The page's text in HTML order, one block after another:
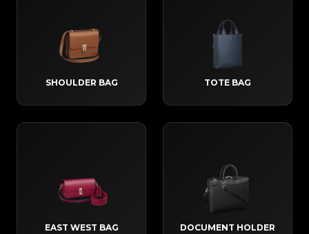
SHOULDER BAG TOTE BAG
EAST WEST BAG DOCUMENT HOLDER